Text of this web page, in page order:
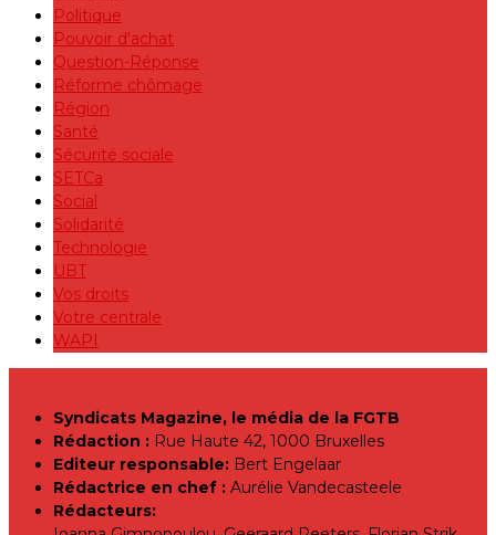
Politique
Pouvoir d'achat
Question-Réponse
Réforme chômage
Région
Santé
Sécurité sociale
SETCa
Social
Solidarité
Technologie
UBT
Vos droits
Votre centrale
WAPI
Syndicats Magazine, le média de la FGTB
Rédaction : Rue Haute 42, 1000 Bruxelles
Editeur responsable: Bert Engelaar
Rédactrice en chef : Aurélie Vandecasteele
Rédacteurs: